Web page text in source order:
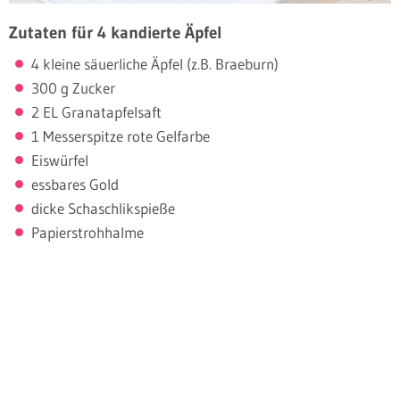
Zutaten für 4 kandierte Äpfel
4 kleine säuerliche Äpfel (z.B. Braeburn)
300 g Zucker
2 EL Granatapfelsaft
1 Messerspitze rote Gelfarbe
Eiswürfel
essbares Gold
dicke Schaschlikspieße
Papierstrohhalme